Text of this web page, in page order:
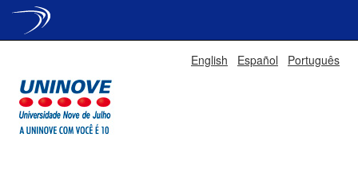
English Español Português